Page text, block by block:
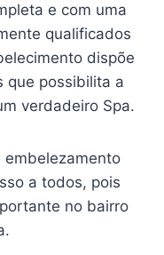
e com uma
qualificados
dispõe
que possibilita a
verdadeiro Spa.
a todos, pois
no bairro